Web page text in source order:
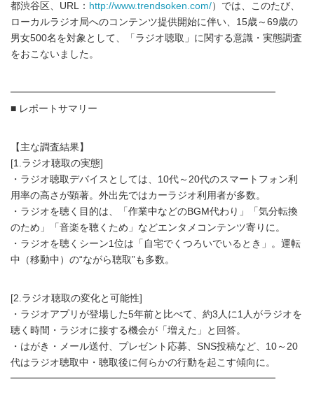
都渋谷区、URL： http://www.trendsoken.com/）では、このたび、
ローカルラジオ局へのコンテンツ提供開始に伴い、15歳～69歳の
男女500名を対象として、「ラジオ聴取」に関する意識・実態調査
をおこないました。
━━━━━━━━━━━━━━━━━━━━━━━━━━━
■ レポートサマリー
【主な調査結果】
[1.ラジオ聴取の実態]
・ラジオ聴取デバイスとしては、10代～20代のスマートフォン利
用率の高さが顕著。外出先ではカーラジオ利用者が多数。
・ラジオを聴く目的は、「作業中などのBGM代わり」「気分転換
のため」「音楽を聴くため」などエンタメコンテンツ寄りに。
・ラジオを聴くシーン1位は「自宅でくつろいでいるとき」。運転
中（移動中）の“ながら聴取”も多数。
[2.ラジオ聴取の変化と可能性]
・ラジオアプリが登場した5年前と比べて、約3人に1人がラジオを
聴く時間・ラジオに接する機会が「増えた」と回答。
・はがき・メール送付、プレゼント応募、SNS投稿など、10～20
代はラジオ聴取中・聴取後に何らかの行動を起こす傾向に。
━━━━━━━━━━━━━━━━━━━━━━━━━━━